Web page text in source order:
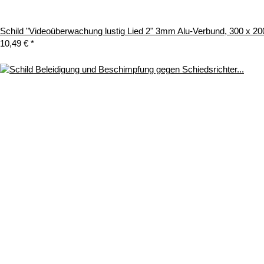
Schild "Videoüberwachung lustig Lied 2" 3mm Alu-Verbund, 300 x
10,49 € *